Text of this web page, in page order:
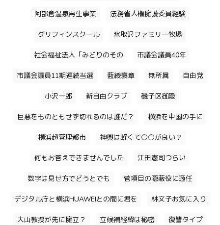
阿部倉温泉再生事業 法務省人権擁護委員経験
グリフィンスクール 氷取沢ファミリー牧場
社会福祉法人「みどりのその 市議会議員40年
市議会議員11期連続当選 藍綬褒章 無所属 自由党
小沢一郎 新自由クラブ 磯子区御殿
巨悪をものともせず切れるのは誰だ？ 横浜を中国の手に
横浜超管理都市 神輿は軽くて○○が良い？
何もお答えできませんでした 江田憲司つらい
数字は見せ方でどうとでも 菅項目の隠蔽役に適任
デジタル庁と横浜HUAWEIとの間に君を 林文子お気に入り
大山教授が先に擁立？ 立候補経緯は秘密 復讐タイプ